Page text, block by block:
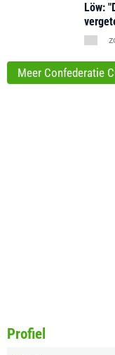
Löw:
Meer Confederatie
Profiel